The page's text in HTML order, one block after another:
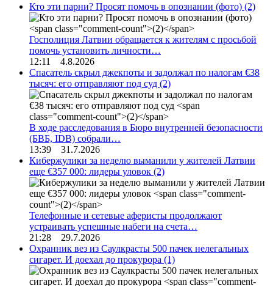
Кто эти парни? Просят помочь в опознании (фото) (2)
Госполиция Латвии обращается к жителям с просьбой
помочь установить личности…
12:11 4.8.2026
Спасатель скрыл джекпоты и задолжал по налогам €38
тысяч: его отправляют под суд (2)
В ходе расследования в Бюро внутренней безопасности
(БВБ, IDB) собрали…
13:39 31.7.2026
Кибержулики за неделю выманили у жителей Латвии
еще €357 000: лидеры уловок (2)
Телефонные и сетевые аферисты продолжают
устраивать успешные набеги на счета…
21:28 29.7.2026
Охранник вез из Саулкрасты 500 пачек нелегальных
сигарет. И доехал до прокурора (1)